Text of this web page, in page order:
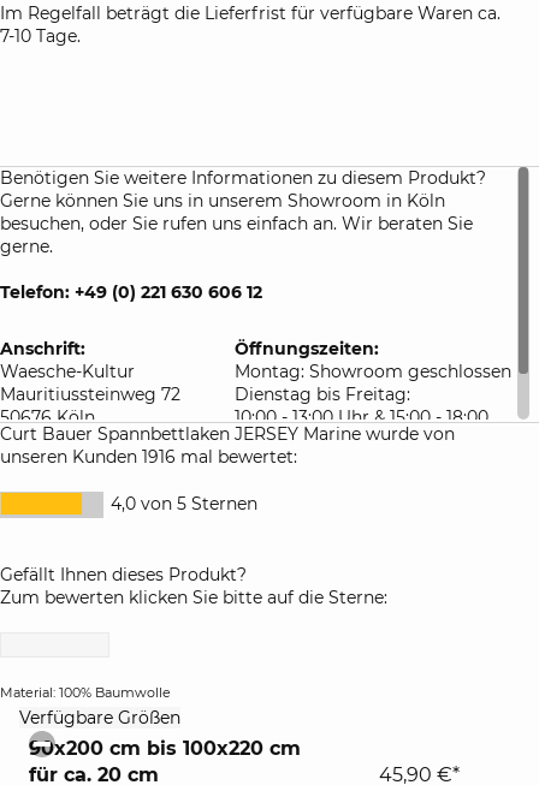
Im Regelfall beträgt die Lieferfrist für verfügbare Waren ca.
7-10 Tage.
Benötigen Sie weitere Informationen zu diesem Produkt?
Gerne können Sie uns in unserem Showroom in Köln
besuchen, oder Sie rufen uns einfach an. Wir beraten Sie
gerne.
Telefon: +49 (0) 221 630 606 12
Anschrift:
Waesche-Kultur
Mauritiussteinweg 72
50676 Köln
Deutschland
Öffnungszeiten:
Montag: Showroom geschlossen
Dienstag bis Freitag:
10:00 - 13:00 Uhr & 15:00 - 18:00
Uhr
Samstag: 10:00 - 16:00 Uhr
Curt Bauer Spannbettlaken JERSEY Marine wurde von
unseren Kunden 1916 mal bewertet:
4,0 von 5 Sternen
Gefällt Ihnen dieses Produkt?
Zum bewerten klicken Sie bitte auf die Sterne:
Material: 100% Baumwolle
Verfügbare Größen
to
collapse
90x200 cm bis 100x220 cm
für ca. 20 cm
45,90 €*